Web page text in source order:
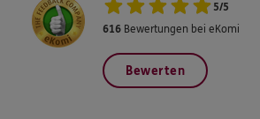
5/5
616 Bewertungen bei eKomi
Bewerten